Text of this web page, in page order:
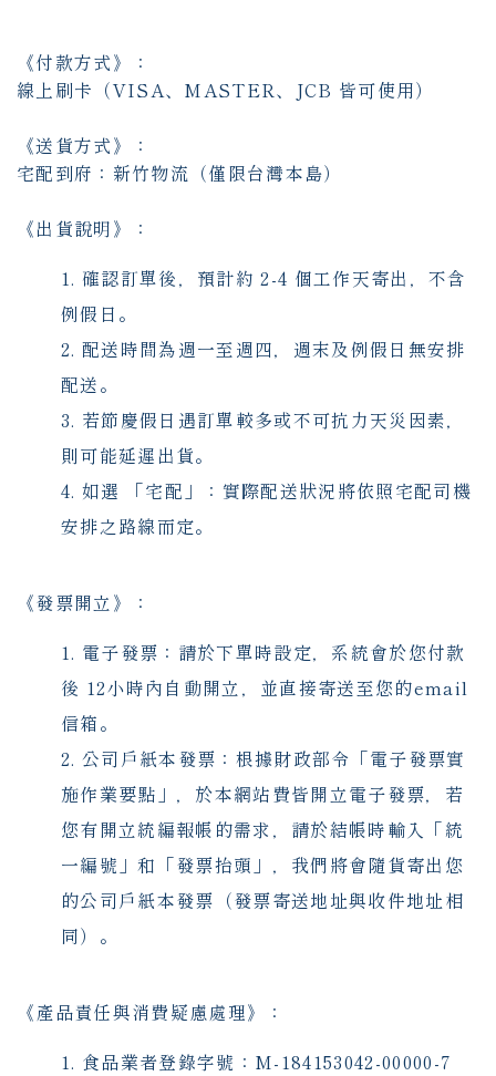
《付款方式》：
線上刷卡（VISA、MASTER、JCB 皆可使用）
《送貨方式》：
宅配到府：新竹物流（僅限台灣本島）
《出貨說明》：
確認訂單後，預計約 2-4 個工作天寄出，不含
例假日。
配送時間為週一至週四，週末及例假日無安排
配送。
若節慶假日遇訂單較多或不可抗力天災因素，
則可能延遲出貨。
如選 「宅配」：實際配送狀況將依照宅配司機
安排之路線而定。
《發票開立》：
電子發票：請於下單時設定，系統會於您付款
後 12小時內自動開立，並直接寄送至您的email
信箱。
公司戶紙本發票：根據財政部令「電子發票實
施作業要點」，於本網站費皆開立電子發票，若
您有開立統編報帳的需求，請於結帳時輸入「統
一編號」和「發票抬頭」，我們將會隨貨寄出您
的公司戶紙本發票（發票寄送地址與收件地址相
同）。
《產品責任與消費疑慮處理》：
食品業者登錄字號：M-184153042-00000-7